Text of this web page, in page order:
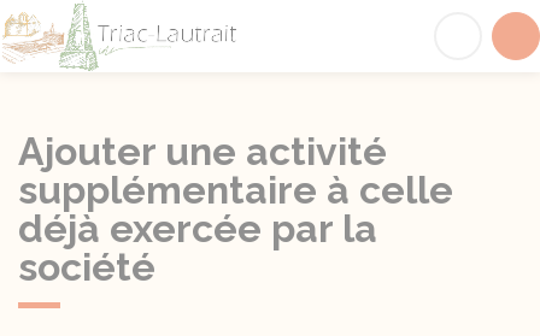
Ajouter une activité
supplémentaire à celle
déjà exercée par la
société